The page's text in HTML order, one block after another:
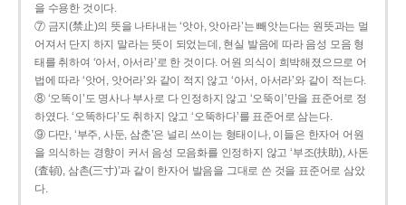
을 수용한 것이다.
⑦ 금지(禁止)의 뜻을 나타내는 ‘앗아, 앗아라’는 빼앗는다는 원뜻과는 멀
어져서 단지 하지 말라는 뜻이 되었는데, 현실 발음에 따라 음성 모음 형
태를 취하여 ‘아서, 아서라’로 한 것이다. 어원 의식이 희박해졌으므로 어
법에 따라 ‘앗어, 앗어라’와 같이 적지 않고 ‘아서, 아서라’와 같이 적는다.
⑧ ‘오똑이’도 명사나 부사로 다 인정하지 않고 ‘오뚝이’만을 표준어로 정
하였다. ‘오똑하다’도 취하지 않고 ‘오뚝하다’를 표준어로 삼는다.
⑨ 다만, ‘부주, 사둔, 삼춘’은 널리 쓰이는 형태이나, 이들은 한자어 어원
을 의식하는 경향이 커서 음성 모음화를 인정하지 않고 ‘부조(扶助), 사돈
(査頓), 삼촌(三寸)’과 같이 한자어 발음을 그대로 쓴 것을 표준어로 삼았
다.